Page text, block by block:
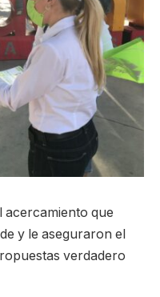
acercamiento que
y le aseguraron el
verdadero